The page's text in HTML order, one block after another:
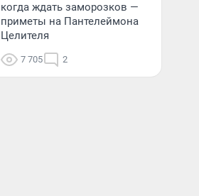
когда ждать заморозков —
приметы на Пантелеймона
Целителя
7 705 2